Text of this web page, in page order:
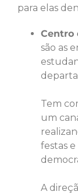
para elas
Centro
são as
Tem
um
festas
A